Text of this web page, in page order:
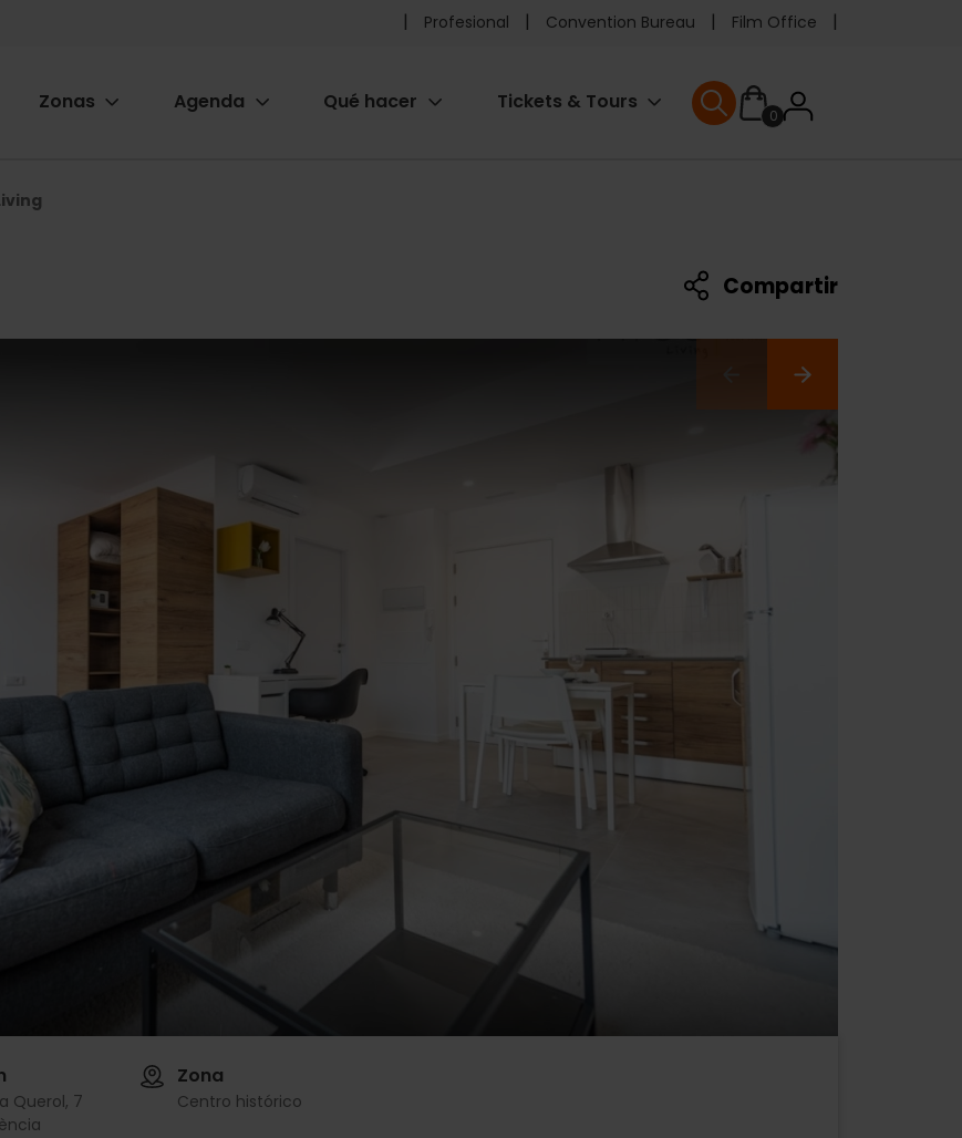
Pre
header
Profesional Convention Bureau Film Office
Zonas Agenda Qué hacer Tickets & Tours
0User
User menu
Compartir
Querol, 7
Zona
Centro histórico